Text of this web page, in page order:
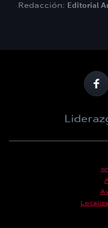
Redacción: Editorial